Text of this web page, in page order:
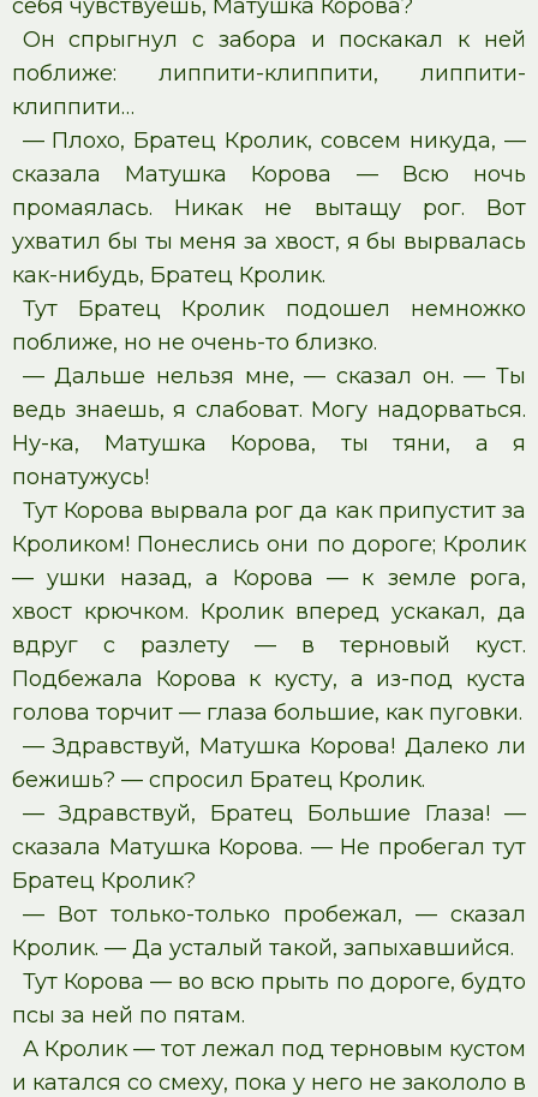
себя чувствуешь, Матушка Корова?
Он спрыгнул с забора и поскакал к ней
поближе: липпити-клиппити, липпити-
клиппити…
— Плохо, Братец Кролик, совсем никуда, —
сказала Матушка Корова — Всю ночь
промаялась. Никак не вытащу рог. Вот
ухватил бы ты меня за хвост, я бы вырвалась
как-нибудь, Братец Кролик.
Тут Братец Кролик подошел немножко
поближе, но не очень-то близко.
— Дальше нельзя мне, — сказал он. — Ты
ведь знаешь, я слабоват. Могу надорваться.
Ну-ка, Матушка Корова, ты тяни, а я
понатужусь!
Тут Корова вырвала рог да как припустит за
Кроликом! Понеслись они по дороге; Кролик
— ушки назад, а Корова — к земле рога,
хвост крючком. Кролик вперед ускакал, да
вдруг с разлету — в терновый куст.
Подбежала Корова к кусту, а из-под куста
голова торчит — глаза большие, как пуговки.
— Здравствуй, Матушка Корова! Далеко ли
бежишь? — спросил Братец Кролик.
— Здравствуй, Братец Большие Глаза! —
сказала Матушка Корова. — Не пробегал тут
Братец Кролик?
— Вот только-только пробежал, — сказал
Кролик. — Да усталый такой, запыхавшийся.
Тут Корова — во всю прыть по дороге, будто
псы за ней по пятам.
А Кролик — тот лежал под терновым кустом
и катался со смеху, пока у него не закололо в